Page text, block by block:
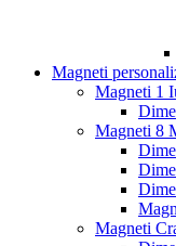
Magneti
Magneti 1
Magneti 8
Magneti